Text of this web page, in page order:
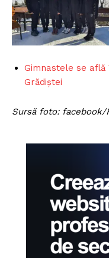
Gimnastele se
Grădiștei
Sursă foto: facebook/